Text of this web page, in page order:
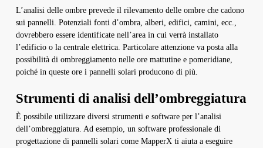
L’analisi delle ombre prevede il rilevamento delle ombre che cadono
sui pannelli. Potenziali fonti d’ombra, alberi, edifici, camini, ecc.,
dovrebbero essere identificate nell’area in cui verrà installato
l’edificio o la centrale elettrica. Particolare attenzione va posta alla
possibilità di ombreggiamento nelle ore mattutine e pomeridiane,
poiché in queste ore i pannelli solari producono di più.
Strumenti di analisi dell’ombreggiatura
È possibile utilizzare diversi strumenti e software per l’analisi
dell’ombreggiatura. Ad esempio, un software professionale di
progettazione di pannelli solari come MapperX ti aiuta a eseguire